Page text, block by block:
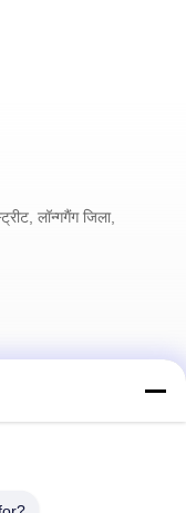
लॉन्गगैंग जिला,